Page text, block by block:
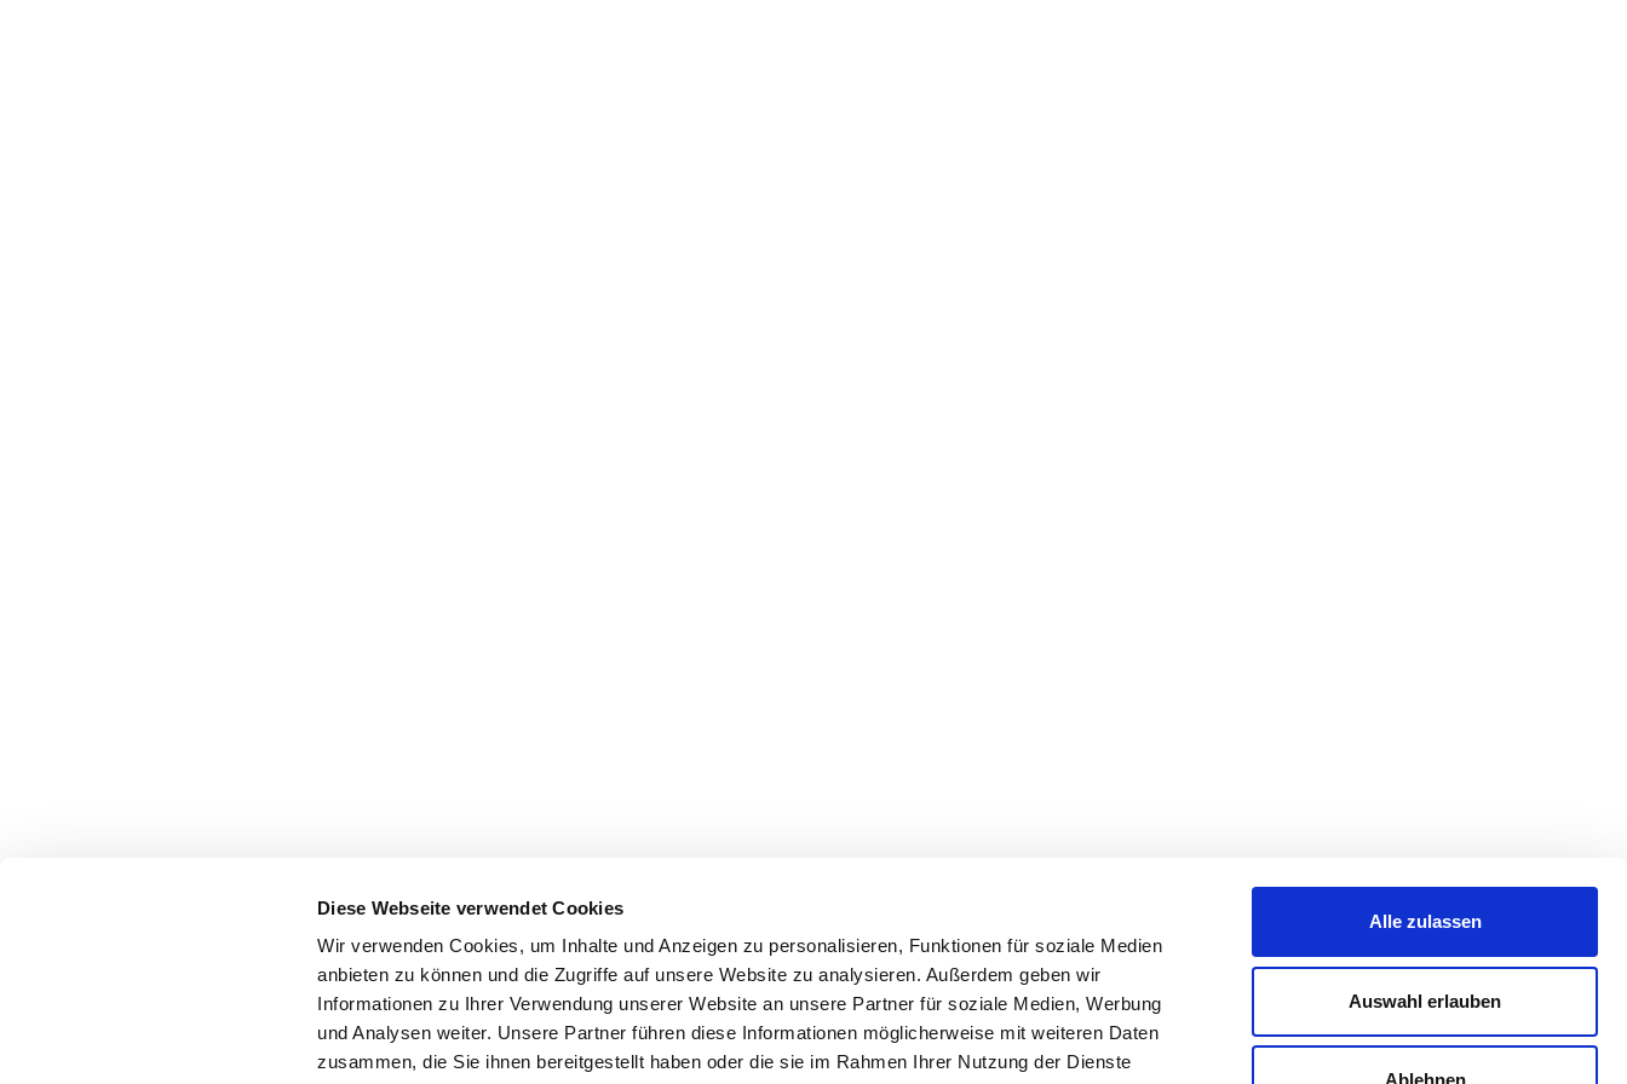
Diese Webseite verwendet Cookies
Wir verwenden Cookies, um Inhalte und Anzeigen zu personalisieren, Funktionen für soziale Medien
anbieten zu können und die Zugriffe auf unsere Website zu analysieren. Außerdem geben wir
Informationen zu Ihrer Verwendung unserer Website an unsere Partner für soziale Medien, Werbung
und Analysen weiter. Unsere Partner führen diese Informationen möglicherweise mit weiteren Daten
zusammen, die Sie ihnen bereitgestellt haben oder die sie im Rahmen Ihrer Nutzung der Dienste
Alle zulassen
Auswahl erlauben
Ablehnen